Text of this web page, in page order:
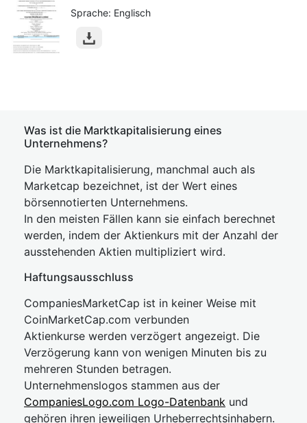
Sprache: Englisch
Was ist die Marktkapitalisierung eines
Unternehmens?
Die Marktkapitalisierung, manchmal auch als
Marketcap bezeichnet, ist der Wert eines
börsennotierten Unternehmens.
In den meisten Fällen kann sie einfach berechnet
werden, indem der Aktienkurs mit der Anzahl der
ausstehenden Aktien multipliziert wird.
Haftungsausschluss
CompaniesMarketCap ist in keiner Weise mit
CoinMarketCap.com verbunden
Aktienkurse werden verzögert angezeigt. Die
Verzögerung kann von wenigen Minuten bis zu
mehreren Stunden betragen.
Unternehmenslogos stammen aus der
CompaniesLogo.com Logo-Datenbank und
gehören ihren jeweiligen Urheberrechtsinhabern.